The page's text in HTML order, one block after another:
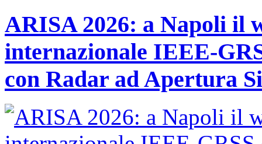
ARISA 2026: a Napoli il
internazionale IEEE-
con Radar ad Apertura